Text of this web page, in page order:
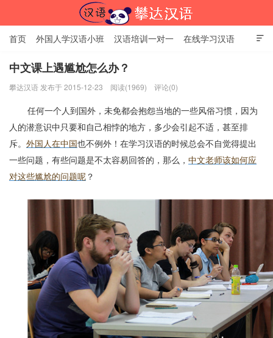

首页 外国人学汉语小班 汉语培训一对一 在线学习汉语
中国文化体验课 HSK考试时间
关于我们 加入【攀达汉语】
中文课上遇尴尬怎么办？
攀达汉语 发布于 2015-12-23 阅读(1969) 评论(0)
任何一个人到国外，未免都会抱怨当地的一些风俗习惯，因为
人的潜意识中只要和自己相悖的地方，多少会引起不适，甚至排
斥。 外国人在中国也不例外！在学习汉语的时候总会不自觉得提出
一些问题，有些问题是不太容易回答的，那么， 中文老师该如何应
对这些尴尬的问题呢 ？